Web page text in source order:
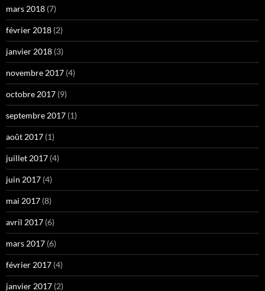
mars 2018 (7)
février 2018 (2)
janvier 2018 (3)
novembre 2017 (4)
octobre 2017 (9)
septembre 2017 (1)
août 2017 (1)
juillet 2017 (4)
juin 2017 (4)
mai 2017 (8)
avril 2017 (6)
mars 2017 (6)
février 2017 (4)
janvier 2017 (2)